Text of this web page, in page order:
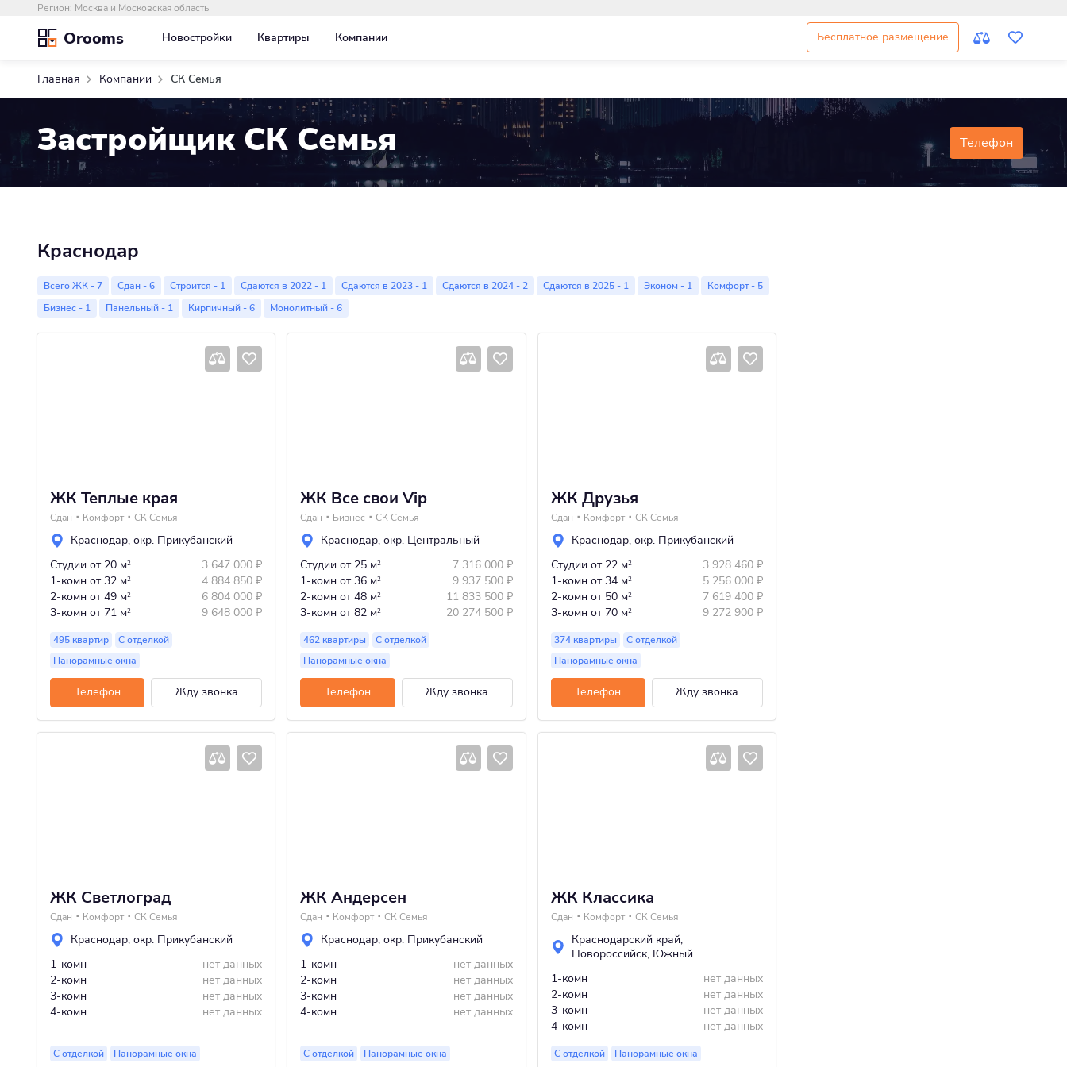
Регион: Москва и Московская область
Orooms Новостройки Квартиры Компании Бесплатное размещение
Главная Компании СК Семья
Застройщик СК Семья Телефон
Краснодар
Всего ЖК - 7 Сдан - 6 Строится - 1 Сдаются в 2022 - 1 Сдаются в 2023 - 1 Сдаются в 2024 - 2 Сдаются в 2025 - 1 Эконом - 1
Комфорт - 5
Бизнес - 1
Панельный - 1 Кирпичный - 6 Монолитный - 6
ЖК Теплые края
Сдан Комфорт СК Семья
Краснодар, окр. Прикубанский
Студии от 20 м2 3 647 000 ₽
1-комн от 32 м2 4 884 850 ₽
2-комн от 49 м2 6 804 000 ₽
3-комн от 71 м2 9 648 000 ₽
495 квартир
С отделкой
Панорамные окна
Телефон Жду звонка
ЖК Все свои Vip
Сдан Бизнес СК Семья
Краснодар,окр. Центральный
Студииот 25 м2 7 316 000 ₽
1-комнот 36 м2 9 937 500 ₽
2-комнот 48 м2 11 833 500 ₽
3-комнот 82 м2 20 274 500 ₽
462 квартиры
С отделкой
Панорамные окна
Телефон Жду звонка
ЖК Друзья
Сдан Комфорт СК Семья
Краснодар, окр. Прикубанский
Студии от 22 м2 3 928 460 ₽
1-комн от 34 м2 5 256 000 ₽
2-комн от 50 м2 7 619 400 ₽
3-комн от 70 м2 9 272 900 ₽
374 квартиры
С отделкой
Панорамные окна
Телефон Жду звонка
ЖК Светлоград
Сдан Комфорт СК Семья
Краснодар, окр. Прикубанский
1-комн
нет данных
2-комн
нет данных
3-комн
нет данных
4-комн
нет данных
С отделкой Панорамные окна
ЖК Андерсен
Сдан Комфорт СК Семья
Краснодар,окр. Прикубанский
1-комн
нет данных
2-комн
нет данных
3-комн
нет данных
4-комн
нет данных
С отделкой Панорамные окна
ЖК Классика
Сдан Комфорт СК Семья
Краснодарский край,
Новороссийск, Южный
1-комн
нет данных
2-комн
нет данных
3-комн
нет данных
4-комн
нет данных
С отделкой Панорамные окна